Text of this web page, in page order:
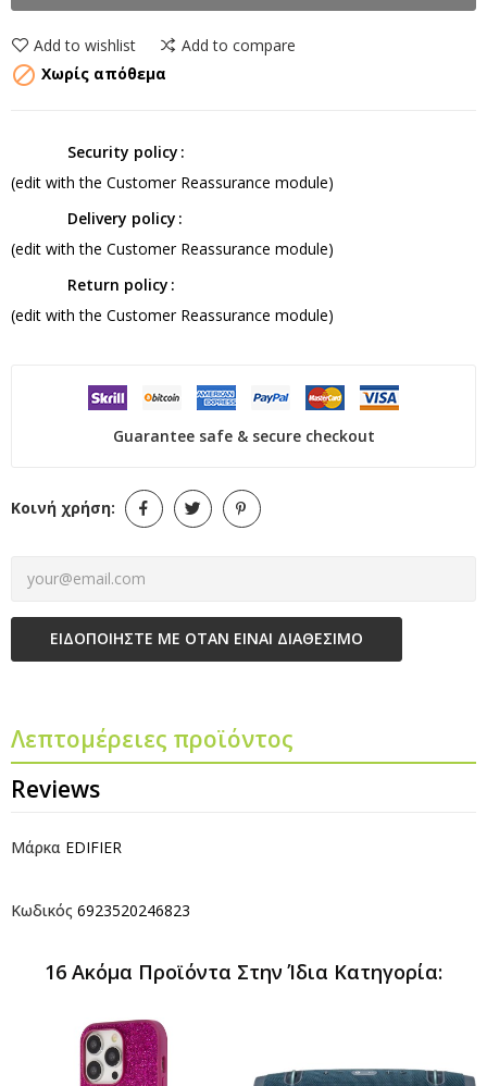
Add to wishlist Add to compare
 Χωρίς απόθεμα
Security policy
(edit with the Customer Reassurance module)
Delivery policy
(edit with the Customer Reassurance module)
Return policy
(edit with the Customer Reassurance module)
Guarantee safe & secure checkout
Κοινή χρήση:
ΕΙΔΟΠΟΙΉΣΤΕ ΜΕ ΌΤΑΝ ΕΊΝΑΙ ΔΙΑΘΈΣΙΜΟ
Λεπτομέρειες προϊόντος
Reviews
Μάρκα EDIFIER
Κωδικός 6923520246823
16 Ακόμα Προϊόντα Στην Ίδια Κατηγορία: